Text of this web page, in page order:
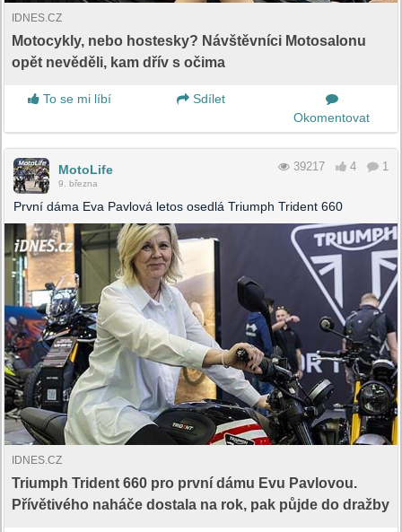
IDNES.CZ
Motocykly, nebo hostesky? Návštěvníci Motosalonu
opět nevěděli, kam dřív s očima
To se mi líbí
Sdílet
Okomentovat
MotoLife
9. března
39217 4 1
První dáma Eva Pavlová letos osedlá Triumph Trident 660
IDNES.CZ
Triumph Trident 660 pro první dámu Evu Pavlovou.
Přívětivého naháče dostala na rok, pak půjde do dražby